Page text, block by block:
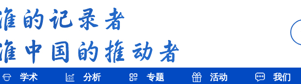
学术 分析 专题 活动 我们